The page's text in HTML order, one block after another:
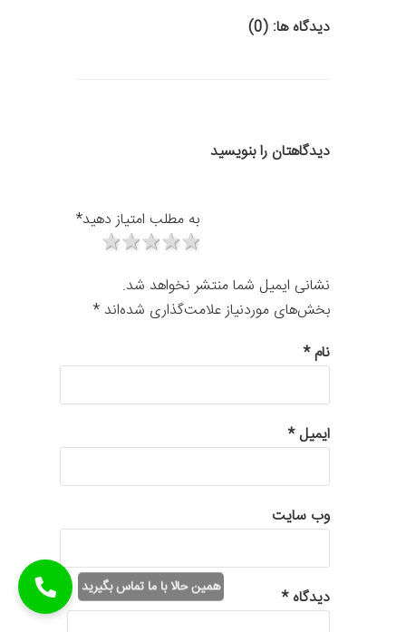
دیدگاه ها: (0)
دیدگاهتان را بنویسید
به مطلب امتیاز دهید*
5 stars
4 stars
3 stars
2 stars
نشانی ایمیل شما منتشر نخواهد شد.
بخش‌های موردنیاز علامت‌گذاری شده‌اند *
نام*
ایمیل*
وب‌ سایت
دیدگاه* همین حالا با ما تماس بگیرید